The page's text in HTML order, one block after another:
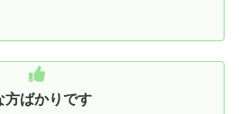
方ばかりです